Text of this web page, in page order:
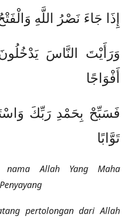
إِذَا جَاءَ نَصْرُ اللَّهِ
وَرَأَيْتَ النَّاسَ
أَفْوَاجًا
فَسَبِّحْ بِحَمْدِ رَبِّكَ
تَوَّابًا
nama Allah Yang Maha
pertolongan dari Allah